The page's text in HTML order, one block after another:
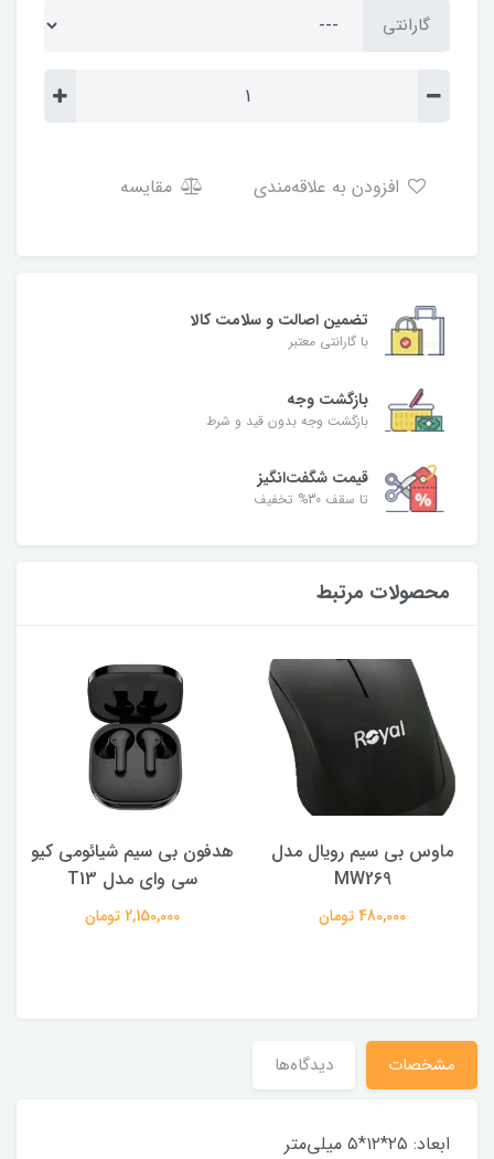
گارانتی
مقایسه
تضمین اصالت و سلامت کالا
با گارانتی معتبر
بازگشت وجه
بازگشت وجه بدون قید و شرط
قیمت شگفت‌انگیز
تا سقف 30% تخفیف
محصولات مرتبط
ماوس بی سیم رویال مدل
MW269
480,000 تومان
هدفون بی سیم شیائومی کیو
سی وای مدل T13
2,150,000 تومان
مشخصات دیدگاه‌ها
ابعاد: ۲۵*۱۲*۵ میلی‌متر